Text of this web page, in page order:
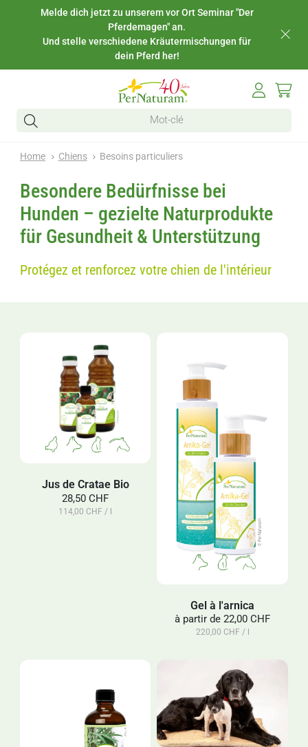
Melde dich jetzt zu unserem vor Ort Seminar "Der
Pferdemagen" an.
Und stelle verschiedene Kräutermischungen für
dein Pferd her!
Home Chiens Besoins particuliers
Besondere Bedürfnisse bei
Hunden – gezielte Naturprodukte
für Gesundheit & Unterstützung
Protégez et renforcez votre chien de l'intérieur
Jus de Cratae Bio
28,50 CHF
114,00 CHF / l
Gel à l'arnica
à partir de 22,00 CHF
220,00 CHF / l